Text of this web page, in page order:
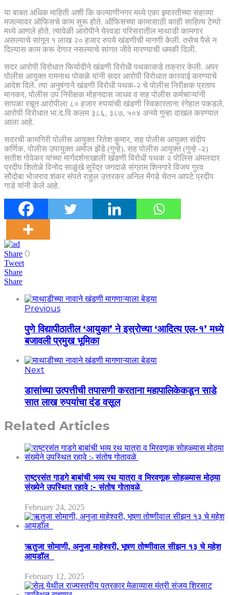
या बाबत अधिक माहिती अशी कि कल्याणीनगर मध्ये एका इमारतीच्या सहाव्या
मजल्यावर ऑफिसचे काम सुरू होते. ऑफिसच्या कामासाठी काही साहित्य टेम्पो
मध्ये आणले होते. त्यावेळी आरोपीने येरवडा परिसरातील माथाडी कामगार
असल्याचे सांगून १ लाख २० हजार रुपये खंडणीची मागणी केली. तसेच पैसे न
दिल्यास काम करू देणार नसल्याचे सांगत जीवे मारण्याची धमकी दिली.
सदर आरोपी विरोधात फिर्यादीने खंडणी विरोधी पथकाकडे तक्रार केली. अपर
पोलीस आयुक्त रामनाथ पोकळे यांनी सदर आरोपी विरोधात कारवाई करण्याचे
आदेश दिले. त्या अनुषंगाने खंडणी विरोधी पथक-२ चे पोलीस निरीक्षक प्रताप
मानकर, पोलीस उप निरीक्षक मोहनदास जाधव व सह पोलीस कर्मचाऱ्यांनी
सापळा रचून आरोपीला ८० हजार रुपयांची खंडणी स्विकारताना रंगेहात पकडले.
आरोपी विरोधात भा.द.वि कलम ३८६, ३८७, ५०४ अन्व्ये गुन्हा दाखल करण्यात
आला आहे.
सदरची कामगिरी पोलीस आयुक्त रितेश कुमार, सह पोलीस आयुक्त संदीप
कर्णिक, पोलीस उपायुक्त अमोल झेंडे (गुन्हे), सह पोलीस आयुक्त (गुन्हे -२)
सतीश गोवेकर यांच्या मार्गदर्शनाखाली खंडणी विरोधी पथक २ पोलिस अंमलदार
प्रदीप शितोळे विनोद साळुंखे सुरेंद्र जगदाळे संग्राम शिनगारे विजय गुरव
सौदोबा भोजराव शंकर संपते राहुल उत्तरकर अनिल मेंगडे चेतन आपटे प्रदीप
गाडे यांनी केले आहे.
Share 0
Tweet
Share
Share
Previous
पुणे विद्यापीठातील ‘आयुका’ ने इस्रोच्या ‘आदित्य एल-१’ मध्ये
बजावली प्रमुख भूमिका
Next
डासांच्या उत्पत्तीची तपासणी करताना महापालिकेकडून साडे
सात लाख रुपयांचा दंड वसूल
Related Articles
राष्ट्रसंत गाडगे बाबांची भव्य रथ यात्रा व मिरवणूक सोहळ्यास मोठ्या
संख्येने उपस्थित रहावे :- संतोष गोतावळे
February 24, 2025
ऋतुजा सोमाणी, अनुजा माहेश्वरी, भूषण तोष्णीवाल सीझन १३ चे महेश
आयडॉल
February 12, 2025